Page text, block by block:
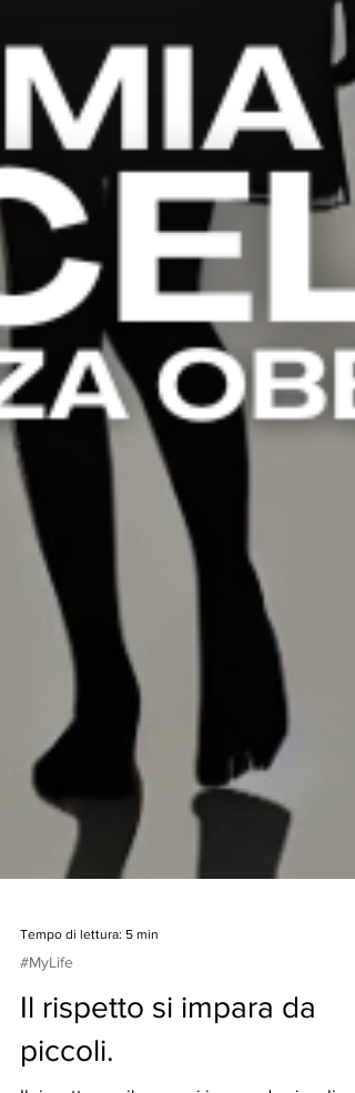
Tempo di lettura: 5 min
#MyLife
Il rispetto si impara da
piccoli.